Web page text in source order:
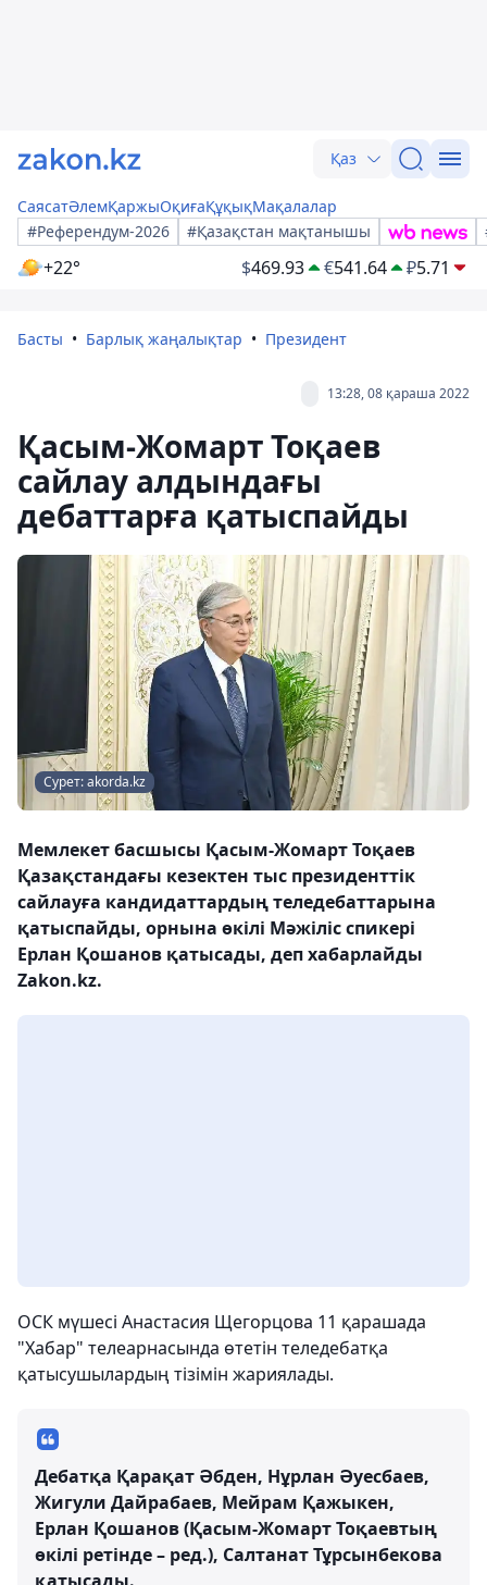
Қаз
СаясатӘлемҚаржыОқиғаҚұқықМақалалар
#Референдум-2026
#Қазақстан мақтанышы
+22° $469.93 €541.64 ₽5.71
Басты Барлық жаңалықтар Президент
13:28, 08 қараша 2022
Қасым-Жомарт Тоқаев
сайлау алдындағы
дебаттарға қатыспайды
Сурет: akorda.kz
Мемлекет басшысы Қасым-Жомарт Тоқаев
Қазақстандағы кезектен тыс президенттік
сайлауға кандидаттардың теледебаттарына
қатыспайды, орнына өкілі Мәжіліс спикері
Ерлан Қошанов қатысады, деп хабарлайды
Zakon.kz.
ОСК мүшесі Анастасия Щегорцова 11 қарашада
"Хабар" телеарнасында өтетін теледебатқа
қатысушылардың тізімін жариялады.
Дебатқа Қарақат Әбден, Нұрлан Әуесбаев,
Жигули Дайрабаев, Мейрам Қажыкен,
Ерлан Қошанов (Қасым-Жомарт Тоқаевтың
өкілі ретінде – ред.), Салтанат Тұрсынбекова
қатысады.